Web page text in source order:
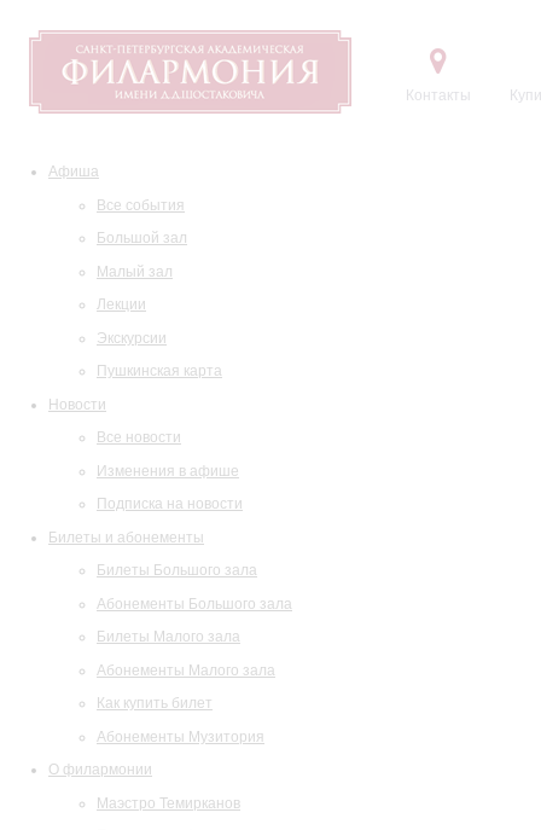
Контакты
Афиша
Все события
Большой зал
Малый зал
Лекции
Экскурсии
Пушкинская карта
Новости
Все новости
Изменения в афише
Подписка на новости
Билеты и абонементы
Билеты Большого зала
Абонементы Большого зала
Билеты Малого зала
Абонементы Малого зала
Как купить билет
Абонементы Музитория
О филармонии
Маэстро Темирканов